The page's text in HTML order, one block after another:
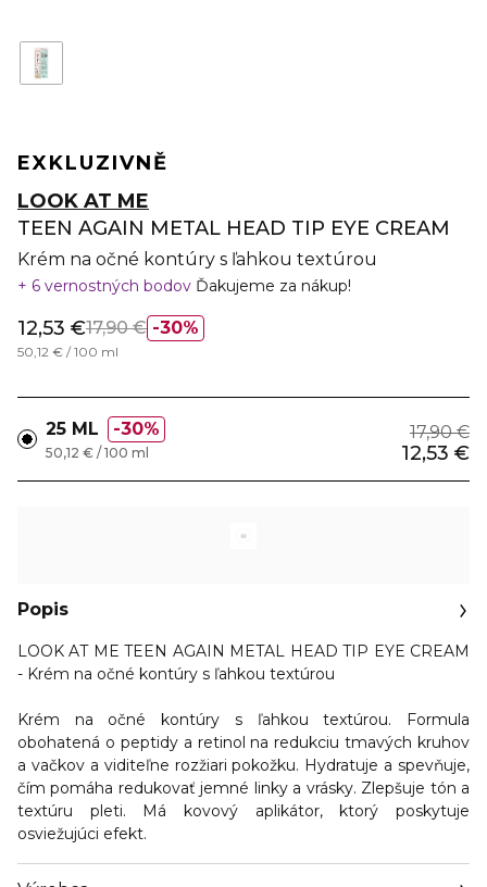
EXKLUZIVNĚ
LOOK AT ME
TEEN AGAIN METAL HEAD TIP EYE CREAM
Krém na očné kontúry s ľahkou textúrou
6 vernostných bodov Ďakujeme za nákup!
30%
12,53 €17,90 €
50,12 € / 100 ml
25 ML 30% 17,90 €
12,53 €
50,12 € / 100 ml
Popis
LOOK AT ME TEEN AGAIN METAL HEAD TIP EYE CREAM
- Krém na očné kontúry s ľahkou textúrou
Krém na očné kontúry s ľahkou textúrou. Formula
obohatená o peptidy a retinol na redukciu tmavých kruhov
a vačkov a viditeľne rozžiari pokožku. Hydratuje a spevňuje,
čím pomáha redukovať jemné linky a vrásky. Zlepšuje tón a
textúru pleti. Má kovový aplikátor, ktorý poskytuje
osviežujúci efekt.